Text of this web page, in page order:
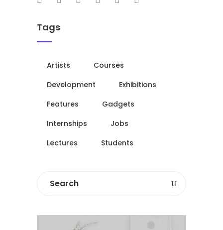
Tags
Artists
Courses
Development
Exhibitions
Features
Gadgets
Internships
Jobs
Lectures
Students